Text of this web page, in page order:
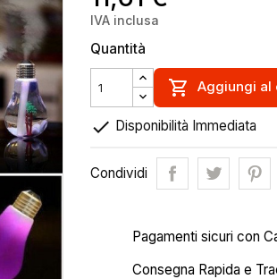
IVA inclusa
Quantità
 Aggiungi al
 Disponibilità Immediata
Condividi
Pagamenti sicuri con
Consegna Rapida e